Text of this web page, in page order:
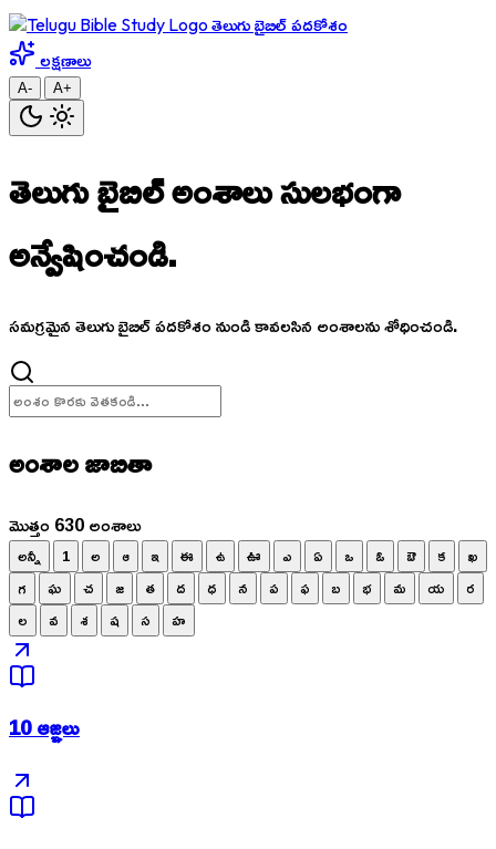
తెలుగు బైబిల్ పదకోశం
లక్షణాలు
A- A+
తెలుగు బైబిల్ అంశాలుసులభంగా
అన్వేషించండి.
సమగ్రమైన తెలుగు బైబిల్ పదకోశం నుండి కావలసిన అంశాలను శోధించండి.
అంశాల జాబితా
మొత్తం 630 అంశాలు
అన్నీ 1 అ ఆ ఇ ఈ ఉ ఊ ఎ ఏ ఒ ఓ ఔ క
ఖ
గ
ఘ చ జ త ద ధ న ప ఫ బ భ మ య
ర
ల
వ శ ష స హ
10 ఆజ్ఞలు